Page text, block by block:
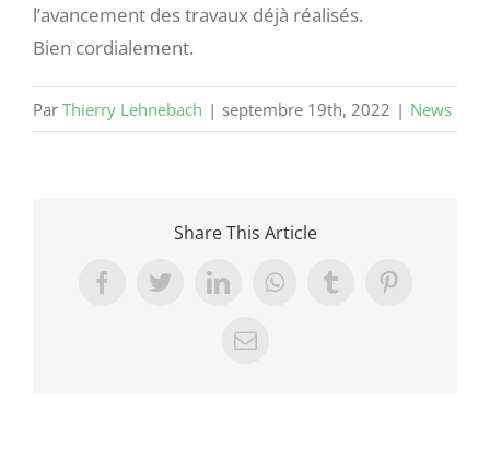
l’avancement des travaux déjà réalisés.
Bien cordialement.
Par Thierry Lehnebach | septembre 19th, 2022 | News
Share This Article
FacebookTwitterLinkedInWhatsAppTumblrPinterest
Email